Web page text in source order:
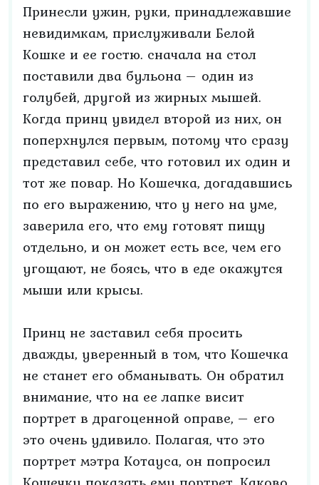
Принесли ужин, руки, принадлежавшие
невидимкам, прислуживали Белой
Кошке и ее гостю. сначала на стол
поставили два бульона – один из
голубей, другой из жирных мышей.
Когда принц увидел второй из них, он
поперхнулся первым, потому что сразу
представил себе, что готовил их один и
тот же повар. Но Кошечка, догадавшись
по его выражению, что у него на уме,
заверила его, что ему готовят пищу
отдельно, и он может есть все, чем его
угощают, не боясь, что в еде окажутся
мыши или крысы.
Принц не заставил себя просить
дважды, уверенный в том, что Кошечка
не станет его обманывать. Он обратил
внимание, что на ее лапке висит
портрет в драгоценной оправе, – его
это очень удивило. Полагая, что это
портрет мэтра Котауса, он попросил